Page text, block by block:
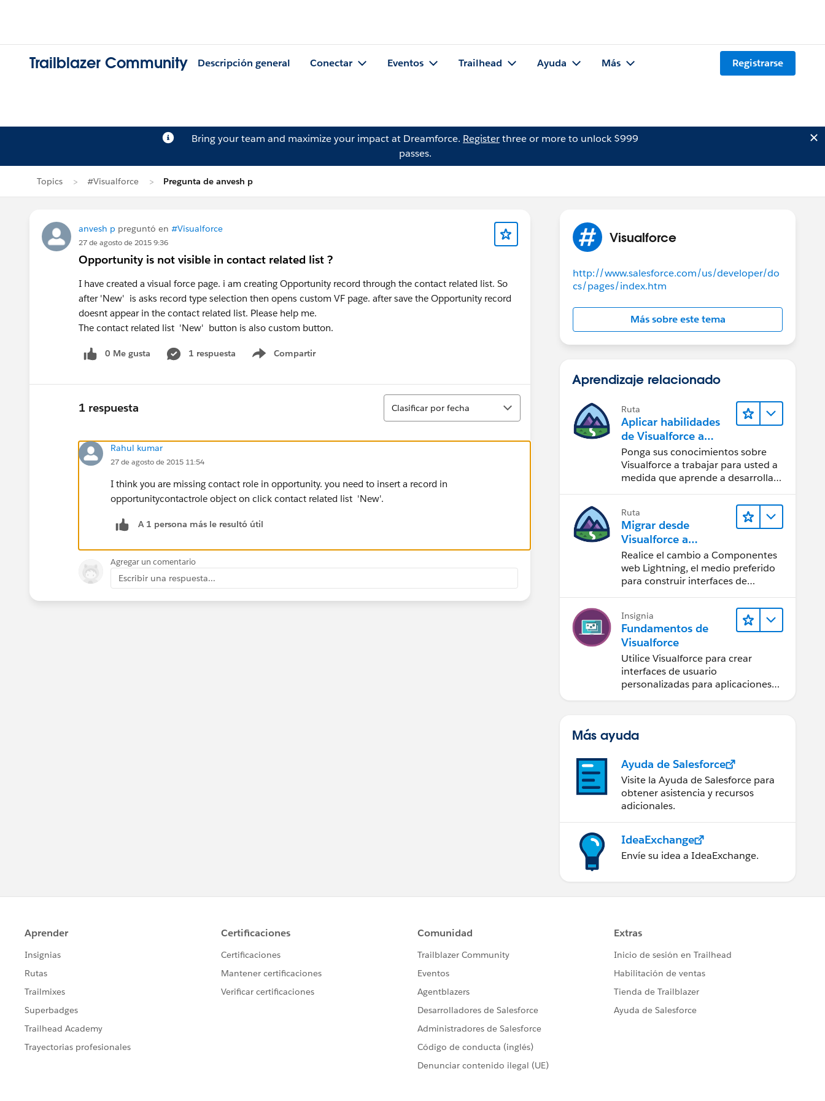
Trailblazer Community Descripción general Conectar Eventos Trailhead Ayuda Más Registrarse
Bring your team and maximize your impact at Dreamforce. Registerthree or more to unlock $999
passes.
Topics #Visualforce Pregunta de anvesh p
anvesh p preguntó en #Visualforce
27 de agosto de 2015 9:36
Opportunity is not visible in contact related list ?
I have created a visual force page. i am creating Opportunity record through the contact related list. So
after 'New' is asks record type selection then opens custom VF page. after save the Opportunity record
doesnt appear in the contact related list. Please help me.
The contact related list 'New' button is also custom button.
0 Me gusta 1 respuesta Compartir
Show menu
1 respuesta
Ordenar
Clasificar por fecha
Rahul kumar
27 de agosto de 2015 11:54
I think you are missing contact role in opportunity. you need to insert a record in
opportunitycontactrole object on click contact related list 'New'.
A 1 persona más le resultó útil
Agregar un comentario
Escribir una respuesta...
Visualforce
http://www.salesforce.com/us/developer/do
cs/pages/index.htm
Más sobre este tema
Aprendizaje relacionado
Ruta
Aplicar habilidades
de Visualforce a
componentes
Lightning
Ponga sus conocimientos sobre
Visualforce a trabajar para usted a
medida que aprende a desarrollar
Ruta
Migrar desde
Visualforce a
Componentes web
Lightning
Realice el cambio a Componentes
web Lightning, el medio preferido
para construir interfaces de
Insignia
Fundamentos de
Visualforce
Utilice Visualforce para crear
interfaces de usuario
personalizadas para aplicaciones
Más ayuda
Ayuda de Salesforce
Visite la Ayuda de Salesforce para
obtener asistencia y recursos
adicionales.
IdeaExchange
Envíe su idea a IdeaExchange.